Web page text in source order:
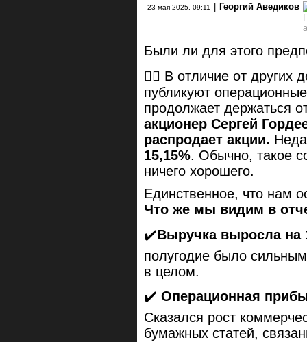
23 мая 2025, 09:11 | Георгий Аведиков
Были ли для этого
🤷‍♂️ В отличие от других
публикуют
продолжает держаться
акционер Сергей
распродает акции.
15,15%. Обычно, такое
ничего хорошего.
Единственное, что нам
Что же мы видим в
✔️Выручка выросла на
полугодие было
в целом.
✔️ Операционная
Сказался рост
бумажных статей,